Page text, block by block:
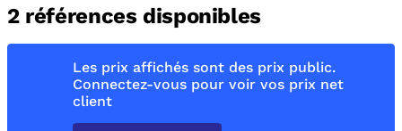
2 références disponibles
Les prix affichés sont des prix public.
Connectez-vous pour voir vos prix net
client